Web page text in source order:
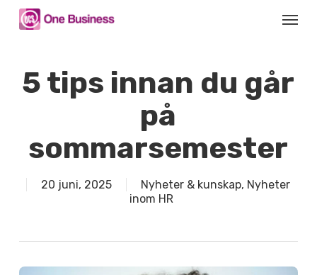
Menu
5 tips innan du går
på
sommarsemester
20 juni, 2025 Nyheter & kunskap, Nyheter
inom HR